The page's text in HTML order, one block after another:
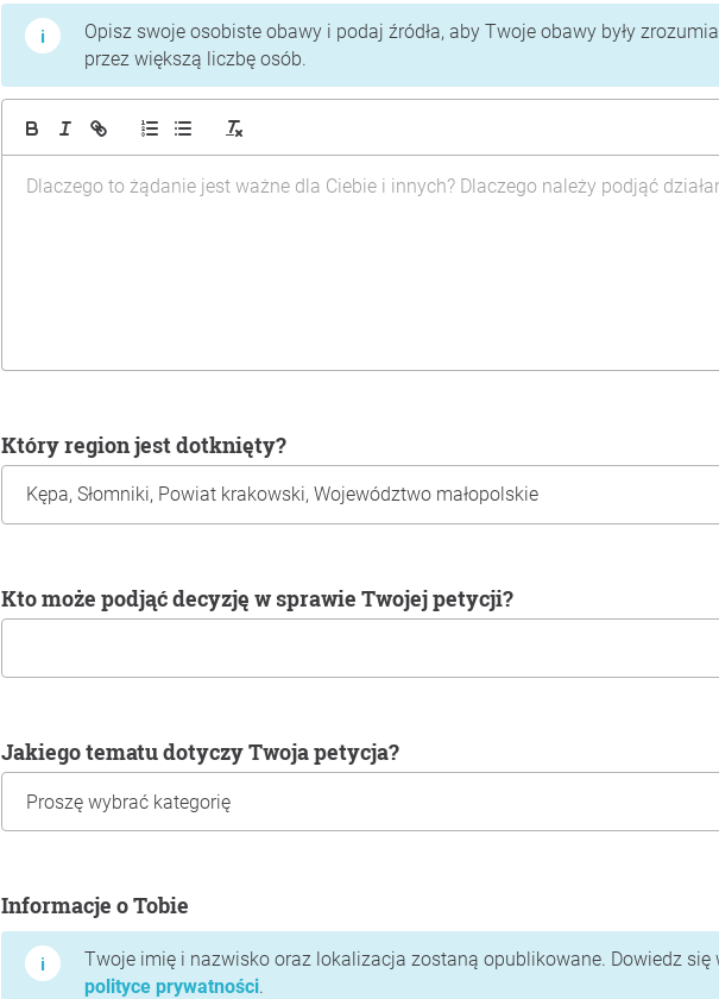
Opisz swoje osobiste obawy i podaj źródła, aby Twoje obawy były
przez większą liczbę osób.
Który region jest dotknięty?
Kto może podjąć decyzję w sprawie Twojej petycji?
Jakiego tematu dotyczy Twoja petycja?
Informacje o Tobie
Twoje imię i nazwisko oraz lokalizacja zostaną opublikowane. Dowiedz się
polityce prywatności.